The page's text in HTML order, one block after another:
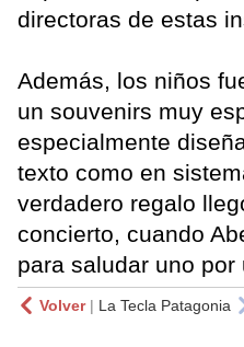
directoras de estas
Además, los niños
un souvenirs muy
especialmente
texto como en
verdadero regalo
concierto, cuando
para saludar uno por
Volver| La Tecla Patagonia